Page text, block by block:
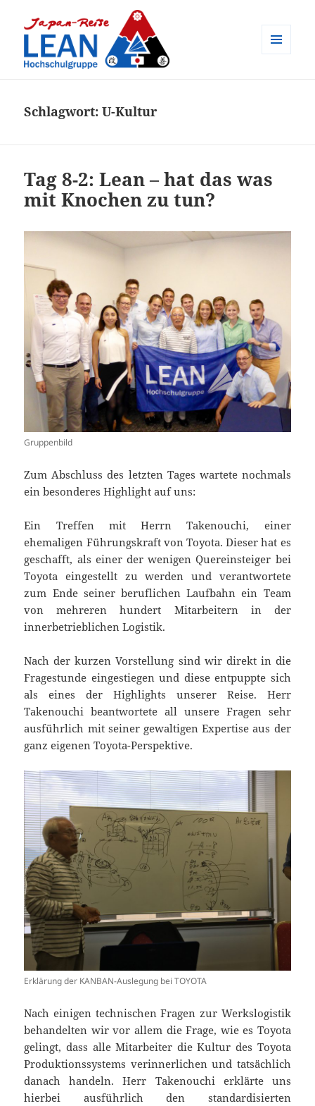
Hochschulgruppe e.V.
Schlagwort:U-Kultur
Tag 8-2: Lean – hat das was
mit Knochen zu tun?
Gruppenbild
Zum Abschluss des letzten Tages wartete nochmals
ein besonderes Highlight auf uns:
Ein Treffen mit Herrn Takenouchi, einer
ehemaligen Führungskraft von Toyota. Dieser hat es
geschafft, als einer der wenigen Quereinsteiger bei
Toyota eingestellt zu werden und verantwortete
zum Ende seiner beruflichen Laufbahn ein Team
von mehreren hundert Mitarbeitern in der
innerbetrieblichen Logistik.
Nach der kurzen Vorstellung sind wir direkt in die
Fragestunde eingestiegen und diese entpuppte sich
als eines der Highlights unserer Reise. Herr
Takenouchi beantwortete all unsere Fragen sehr
ausführlich mit seiner gewaltigen Expertise aus der
ganz eigenen Toyota-Perspektive.
Erklärung der KANBAN-Auslegung bei TOYOTA
Nach einigen technischen Fragen zur Werkslogistik
behandelten wir vor allem die Frage, wie es Toyota
gelingt, dass alle Mitarbeiter die Kultur des Toyota
Produktionssystems verinnerlichen und tatsächlich
danach handeln. Herr Takenouchi erklärte uns
hierbei ausführlich den standardisierten